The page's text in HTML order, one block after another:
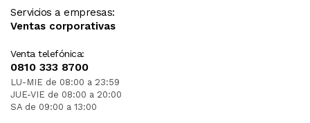
Servicios a empresas:
Ventas corporativas
Venta telefónica:
0810 333 8700
LU-MIE de 08:00 a 23:59
JUE-VIE de 08:00 a 20:00
SA de 09:00 a 13:00